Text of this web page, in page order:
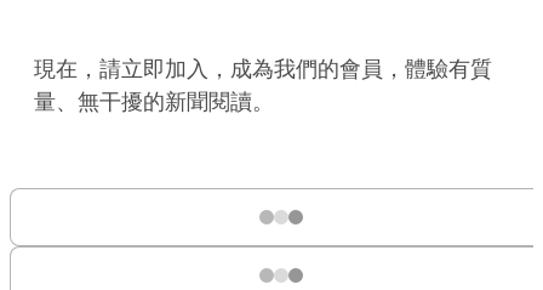
現在，請立即加入，成為我們的會員，體驗有質
量、無干擾的新聞閱讀。